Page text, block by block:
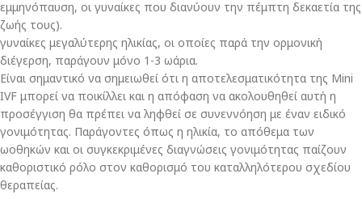
εμμηνόπαυση, οι γυναίκες που διανύουν την πέμπτη δεκαετία της
ζωής τους).
γυναίκες μεγαλύτερης ηλικίας, οι οποίες παρά την ορμονική
διέγερση, παράγουν μόνο 1-3 ωάρια.
Είναι σημαντικό να σημειωθεί ότι η αποτελεσματικότητα της Mini
IVF μπορεί να ποικίλλει και η απόφαση να ακολουθηθεί αυτή η
προσέγγιση θα πρέπει να ληφθεί σε συνεννόηση με έναν ειδικό
γονιμότητας. Παράγοντες όπως η ηλικία, το απόθεμα των
ωοθηκών και οι συγκεκριμένες διαγνώσεις γονιμότητας παίζουν
καθοριστικό ρόλο στον καθορισμό του καταλληλότερου σχεδίου
θεραπείας.